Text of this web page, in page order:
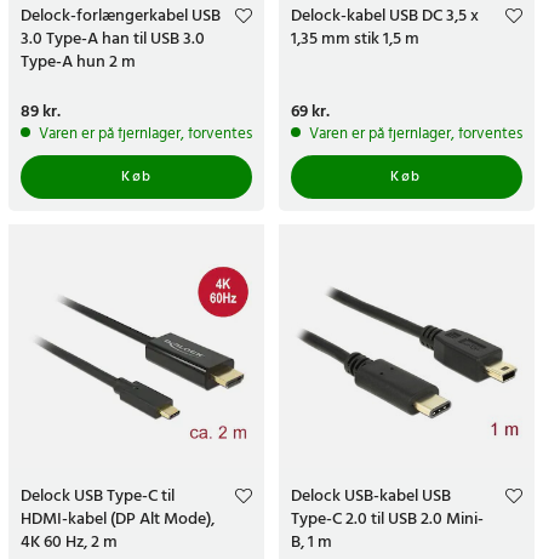
Delock-forlængerkabel USB
3.0 Type-A han til USB 3.0
Type-A hun 2 m
Pris:89 kr.
89 kr.
Varen er på fjernlager, forventes at blive sendt inden for 5-7 hverdage
Køb
Delock-kabel USB DC 3,5 x
1,35 mm stik 1,5 m
Pris:69 kr.
69 kr.
Varen er på fjernlager, forventes
Køb
Delock USB Type-C til
HDMI-kabel (DP Alt Mode),
4K 60 Hz, 2 m
Delock USB-kabel USB
Type-C 2.0 til USB 2.0 Mini-
B, 1 m